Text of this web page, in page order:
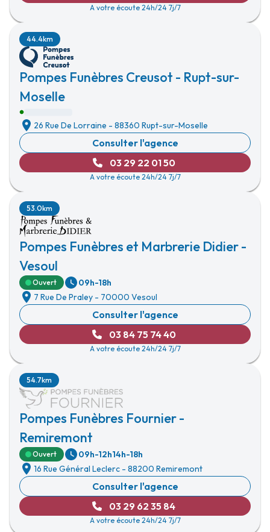
A votre écoute 24h/24 7j/7
Pompes Funèbres Creusot - Rupt-sur-
Moselle
44.4km
26 Rue De Lorraine - 88360 Rupt-sur-Moselle
Consulter l'agence
03 29 22 01 50
A votre écoute 24h/24 7j/7
Pompes Funèbres et Marbrerie Didier -
Vesoul
53.0km
Ouvert
09h-18h
7 Rue De Praley - 70000 Vesoul
Consulter l'agence
03 84 75 74 40
A votre écoute 24h/24 7j/7
Pompes Funèbres Fournier -
Remiremont
54.7km
Ouvert 09h-12h14h-18h
16 Rue Général Leclerc - 88200 Remiremont
Consulter l'agence
03 29 62 35 84
A votre écoute 24h/24 7j/7